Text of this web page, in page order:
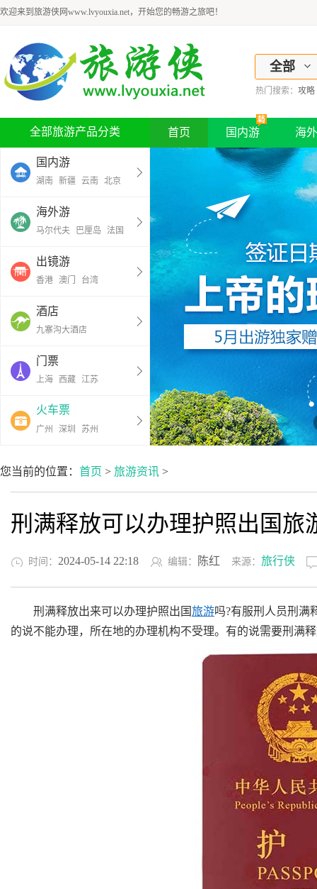
欢迎来到旅游侠网www.lvyouxia.net，开始您的畅游之旅吧！
全部
热门搜索： 攻略
全部旅游产品分类
国内游
湖南 新疆 云南 北京
海外游
马尔代夫 巴厘岛 法国
出镜游
香港 澳门 台湾
酒店
九寨沟大酒店
门票
上海 西藏 江苏
火车票
广州 深圳 苏州
首页 国内游 海
您当前的位置： 首页 > 旅游资讯 >
刑满释放可以办理护照出国旅
时间： 2024-05-14 22:18 编辑： 陈红 来源： 旅行侠
刑满释放出来可以办理护照出国旅游吗?有服刑人员刑满
的说不能办理，所在地的办理机构不受理。有的说需要刑满